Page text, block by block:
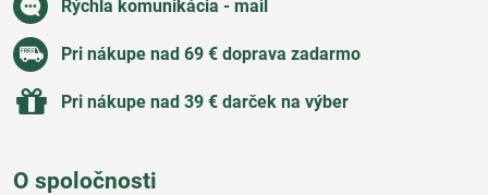
Rýchla komunikácia - mail
Pri nákupe nad 69 € doprava zadarmo
Pri nákupe nad 39 € darček na výber
O spoločnosti